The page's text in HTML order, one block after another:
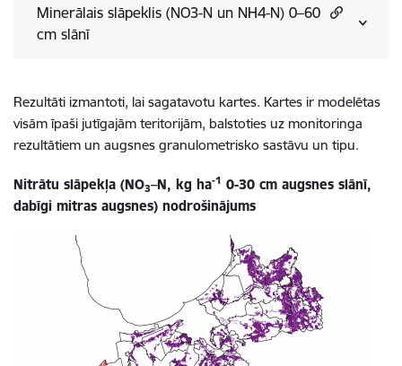
Minerālais slāpeklis (NO3-N un NH4-N) 0–60
cm slānī
Rezultāti izmantoti, lai sagatavotu kartes. Kartes ir modelētas
visām īpaši jutīgajām teritorijām, balstoties uz monitoringa
rezultātiem un augsnes granulometrisko sastāvu un tipu.
Nitrātu slāpekļa (NO3–N, kg ha-1 0-30 cm augsnes slānī,
dabīgi mitras augsnes) nodrošinājums